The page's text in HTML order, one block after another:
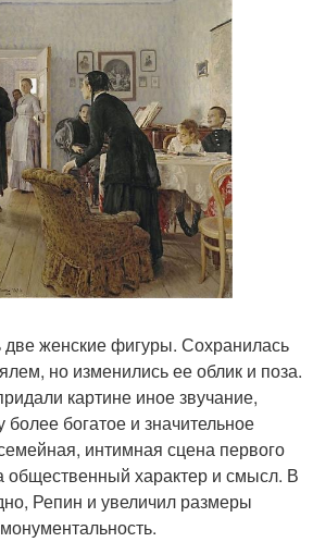
женские фигуры. Сохранилась
но изменились ее облик и поза.
картине иное звучание,
богатое и значительное
интимная сцена первого
общественный характер и смысл. В
Репин и увеличил размеры